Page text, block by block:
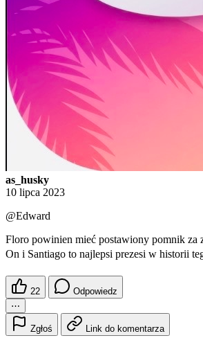
as_husky
10 lipca 2023
@Edward
Floro powinien mieć postawiony pomnik za
On i Santiago to najlepsi prezesi w historii
22
Odpowiedz
⋯
Zgłoś Link do komentarza